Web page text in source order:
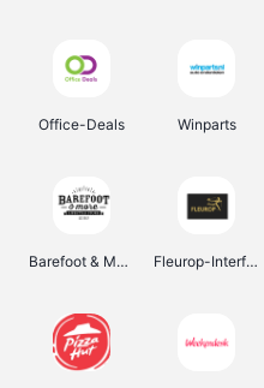
Office-Deals Winparts
Barefoot & More Fleurop-Interflora